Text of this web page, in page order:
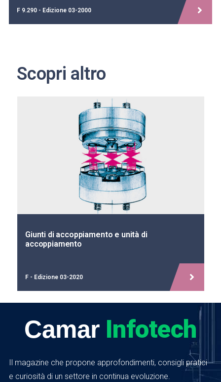
F 9.290 - Edizione 03-2000
Scopri altro
Giunti di accoppiamento e unità di
accoppiamento
F - Edizione 03-2020
Camar Infotech
Il magazine che propone approfondimenti, consigli pratici
e curiosità di un settore in continua evoluzione.